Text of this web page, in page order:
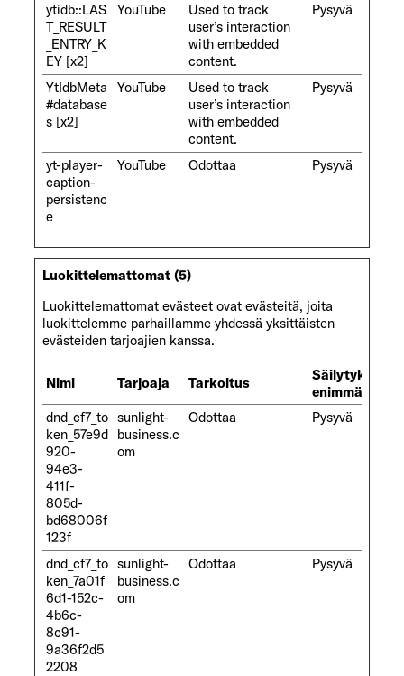
ytidb::LAS
T_RESULT
_ENTRY_K
EY [x2]
YouTube
Used to track
user’s interaction
with embedded
content.
Pysyvä
YtIdbMeta
#database
s [x2]
YouTube
Used to track
user’s interaction
with embedded
content.
Pysyvä
yt-player-
caption-
persistenc
e
YouTube Odottaa Pysyvä
Luokittelemattomat (5)
Luokittelemattomat evästeet ovat evästeitä, joita
luokittelemme parhaillamme yhdessä yksittäisten
evästeiden tarjoajien kanssa.
Nimi Tarjoaja Tarkoitus
Säilytyksen
dnd_cf7_to
ken_57e9d
920-
94e3-
411f-
805d-
bd68006f
123f
sunlight-
business.c
om
Odottaa Pysyvä
dnd_cf7_to
ken_7a01f
6d1-152c-
4b6c-
8c91-
9a36f2d5
2208
sunlight-
business.c
om
Odottaa Pysyvä